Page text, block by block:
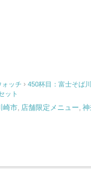
ォッチ › 450杯目：富士そば
ット
崎市 店舗限定メニュー 神